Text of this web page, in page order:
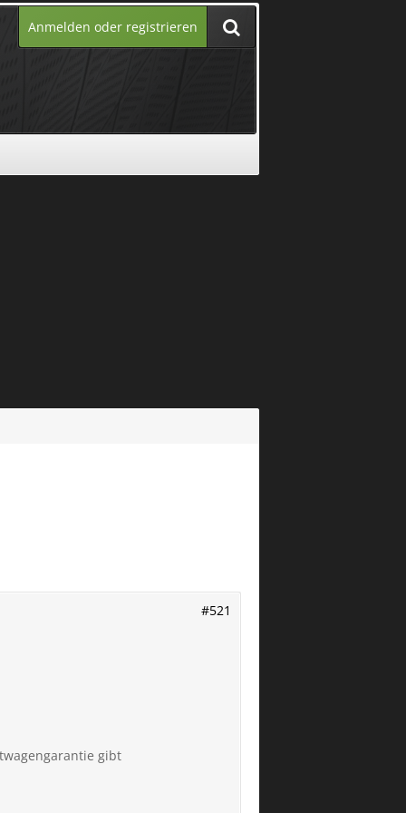
Anmelden oder registrieren
#521
gibt